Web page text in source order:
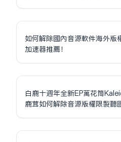
如何解除國內音源軟件海外版
加速器推薦！
白鹿十週年全新EP萬花筒
鹿茸如何解除音源版權限制聽